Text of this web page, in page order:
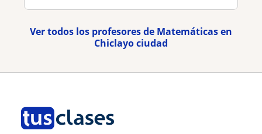
Ver todos los profesores de Matemáticas en
Chiclayo ciudad